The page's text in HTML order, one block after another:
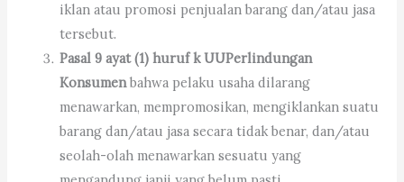
iklan atau promosi penjualan barang dan/atau jasa
tersebut.
Pasal 9 ayat (1) huruf k UUPerlindungan
Konsumenbahwa pelaku usaha dilarang
menawarkan, mempromosikan, mengiklankan suatu
barang dan/atau jasa secara tidak benar, dan/atau
seolah-olah menawarkan sesuatu yang